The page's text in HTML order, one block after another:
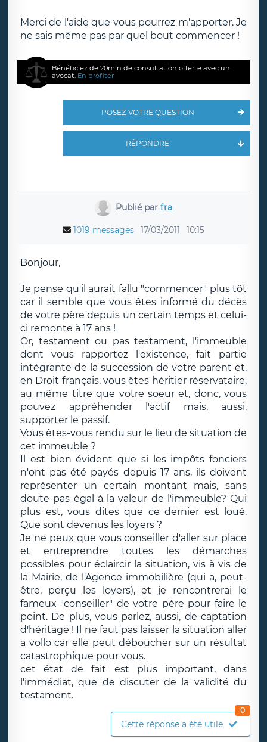
Merci de l'aide que vous pourrez m'apporter. Je
ne sais même pas par quel bout commencer !
Bénéficiez de 20min de consultation offerte avec un
avocat. En profiter
POSEZ VOTRE QUESTION
RÉPONDRE
Publié parfra
1019 messages 17/03/2011 10:15
Bonjour,
Je pense qu'il aurait fallu "commencer" plus tôt
car il semble que vous êtes informé du décès
de votre père depuis un certain temps et celui-
ci remonte à 17 ans !
Or, testament ou pas testament, l'immeuble
dont vous rapportez l'existence, fait partie
intégrante de la succession de votre parent et,
en Droit français, vous êtes héritier réservataire,
au même titre que votre soeur et, donc, vous
pouvez appréhender l'actif mais, aussi,
supporter le passif.
Vous êtes-vous rendu sur le lieu de situation de
cet immeuble ?
Il est bien évident que si les impôts fonciers
n'ont pas été payés depuis 17 ans, ils doivent
représenter un certain montant mais, sans
doute pas égal à la valeur de l'immeuble? Qui
plus est, vous dites que ce dernier est loué.
Que sont devenus les loyers ?
Je ne peux que vous conseiller d'aller sur place
et entreprendre toutes les démarches
possibles pour éclaircir la situation, vis à vis de
la Mairie, de l'Agence immobilière (qui a, peut-
être, perçu les loyers), et je rencontrerai le
fameux "conseiller" de votre père pour faire le
point. De plus, vous parlez, aussi, de captation
d'héritage ! Il ne faut pas laisser la situation aller
a vollo car elle peut déboucher sur un résultat
catastrophique pour vous.
cet état de fait est plus important, dans
l'immédiat, que de discuter de la validité du
testament.
Cette réponse a été utile
0